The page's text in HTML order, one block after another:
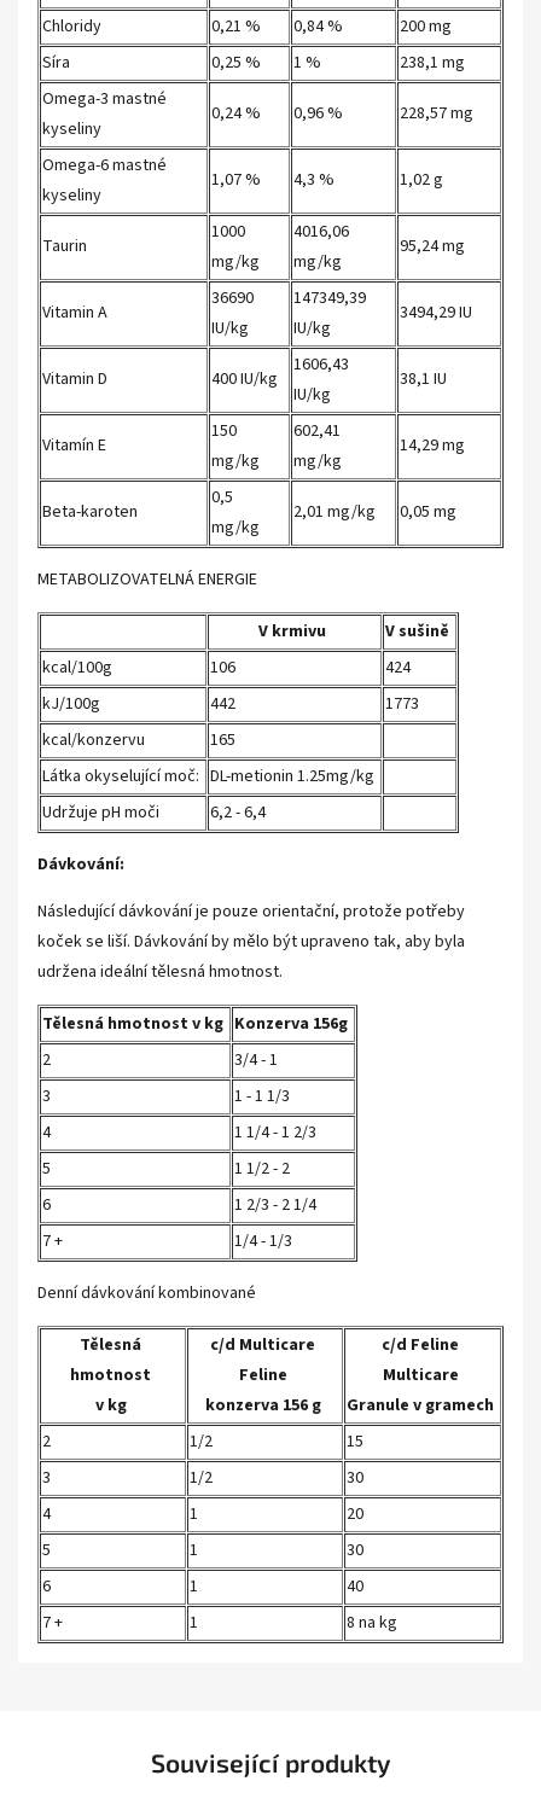
Chloridy
0,21 % 0,84 %
200 mg
Síra
0,25 % 1 %
238,1 mg
Omega-3 mastné
kyseliny
0,24 % 0,96 % 228,57 mg
Omega-6 mastné
kyseliny
1,07 % 4,3 % 1,02 g
Taurin
1000
mg/kg
4016,06
mg/kg
95,24 mg
Vitamin A
36690
IU/kg
147349,39
IU/kg
3494,29 IU
Vitamin D 400 IU/kg
1606,43
IU/kg
38,1 IU
Vitamín E
150
mg/kg
602,41
mg/kg
14,29 mg
Beta-karoten
0,5
mg/kg
2,01 mg/kg 0,05 mg
METABOLIZOVATELNÁ ENERGIE
V krmivu
V sušině
kcal/100g
106
424
kJ/100g
442
1773
kcal/konzervu
165
Látka okyselující moč: DL-metionin 1.25mg/kg
Udržuje pH moči
6,2 - 6,4
Dávkování:
Následující dávkování je pouze orientační, protože potřeby
koček se liší. Dávkování by mělo být upraveno tak, aby byla
udržena ideální tělesná hmotnost.
Tělesná hmotnost v kg Konzerva 156g
2
3/4 - 1
3
1 - 1 1/3
4
1 1/4 - 1 2/3
5
1 1/2 - 2
6
1 2/3 - 2 1/4
7 +
1/4 - 1/3
Denní dávkování kombinované
Tělesná
hmotnost
v kg
c/d Multicare
Feline
konzerva 156 g
c/d Feline
Multicare
Granule v gramech
2
1/2
15
3
1/2
30
4
1
20
5
1
30
6
1
40
7 +
1 8 na kg
Související produkty